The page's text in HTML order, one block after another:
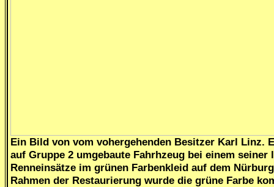
Ein Bild von vom vohergehenden Besitzer Karl Linz.
auf Gruppe 2 umgebaute Fahrhzeug bei einem seiner
Renneinsätze im grünen Farbenkleid auf dem
Rahmen der Restaurierung wurde die grüne Farbe